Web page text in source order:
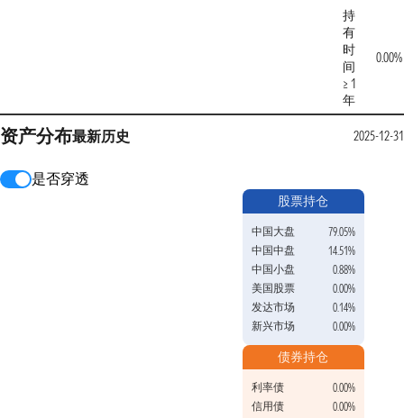
持
有
时
间
≥ 1
年
0.00%
资产分布最新历史 2025-12-31
是否穿透
股票持仓
中国大盘
79.05%
中国中盘
14.51%
中国小盘
0.88%
美国股票
0.00%
发达市场
0.14%
新兴市场
0.00%
债券持仓
利率债
0.00%
信用债
0.00%